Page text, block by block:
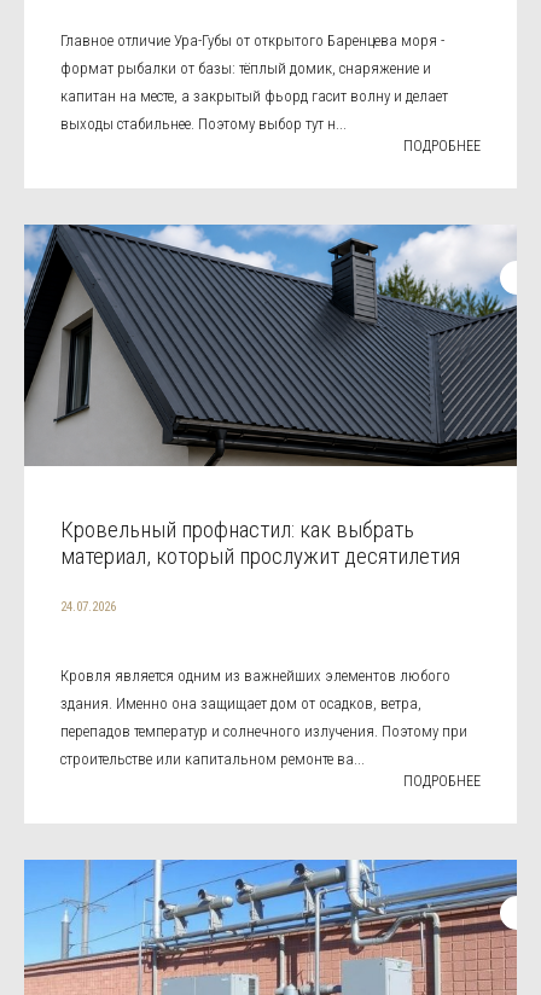
Главное отличие Ура-Губы от открытого Баренцева моря -
формат рыбалки от базы: тёплый домик, снаряжение и
капитан на месте, а закрытый фьорд гасит волну и делает
выходы стабильнее. Поэтому выбор тут н...
ПОДРОБНЕЕ
Кровельный профнастил: как выбрать
материал, который прослужит десятилетия
24.07.2026
Кровля является одним из важнейших элементов любого
здания. Именно она защищает дом от осадков, ветра,
перепадов температур и солнечного излучения. Поэтому при
строительстве или капитальном ремонте ва...
ПОДРОБНЕЕ